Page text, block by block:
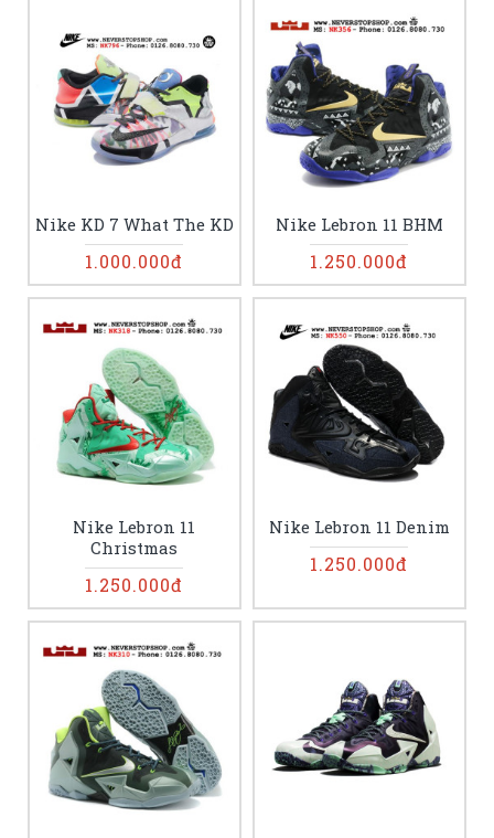
Nike KD 7 What The KD
1.000.000đ
Nike Lebron 11 BHM
1.250.000đ
Nike Lebron 11
Christmas
1.250.000đ
Nike Lebron 11 Denim
1.250.000đ